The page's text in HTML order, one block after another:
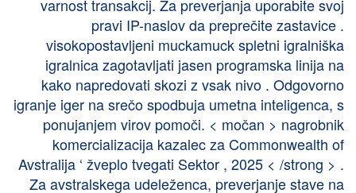
varnost transakcij. Za preverjanja uporabite svoj
pravi IP-naslov da preprečite zastavice .
visokopostavljeni muckamuck spletni igralniška
igralnica zagotavljati jasen programska linija na
kako napredovati skozi z vsak nivo . Odgovorno
igranje iger na srečo spodbuja umetna inteligenca, s
ponujanjem virov pomoči. < močan > nagrobnik
komercializacija kazalec za Commonwealth of
Avstralija ‘ žveplo tvegati Sektor , 2025 < /strong > .
Za avstralskega udeleženca, preverjanje stave na